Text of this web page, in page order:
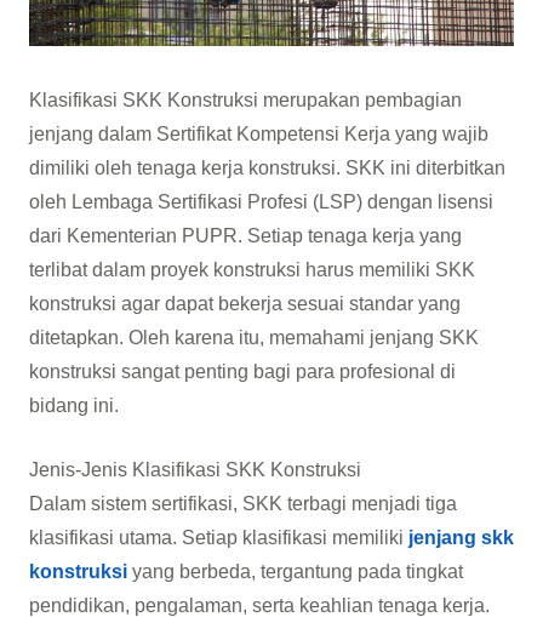
Klasifikasi SKK Konstruksi merupakan pembagian
jenjang dalam Sertifikat Kompetensi Kerja yang wajib
dimiliki oleh tenaga kerja konstruksi. SKK ini diterbitkan
oleh Lembaga Sertifikasi Profesi (LSP) dengan lisensi
dari Kementerian PUPR. Setiap tenaga kerja yang
terlibat dalam proyek konstruksi harus memiliki SKK
konstruksi agar dapat bekerja sesuai standar yang
ditetapkan. Oleh karena itu, memahami jenjang SKK
konstruksi sangat penting bagi para profesional di
bidang ini.
Jenis-Jenis Klasifikasi SKK Konstruksi
Dalam sistem sertifikasi, SKK terbagi menjadi tiga
klasifikasi utama. Setiap klasifikasi memiliki jenjang skk
konstruksiyang berbeda, tergantung pada tingkat
pendidikan, pengalaman, serta keahlian tenaga kerja.